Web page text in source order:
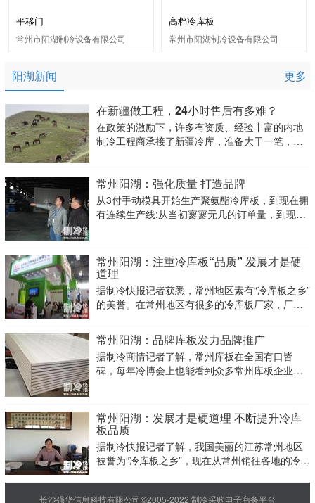
平移门
常州市阳湖制冷设备有限公司
高档冷库板
常州市阳湖制冷设备有限公司
阳湖新闻 更多
在新疆做工程，24小时售后有多难？
在政策的激励下，许多有资质、经验丰富的内地
制冷工程商承接了新疆冷库，准备大干一笔，但
常州阳湖：强化质量 打造品牌
从3付手动模具开始生产聚氨酯冷库板，到现在拥
有连续生产线;从当初寥寥无几的订单量，到现在
已经成为常州地区最具竞争力的冷库板生产企业
之一。2014年冷博会市
常州阳湖：注重冷库板“品质” 发展才是硬
道理
据制冷快报记者获悉，常州地区素有“冷库板之乡”
的美誉。在常州地区有很多的冷库板厂家，厂家
湖制冷设备有限公司则是其中优秀的一家。常州
阳湖总经理秦峰先生一直强调，要时时刻刻注重
冷库板产品的品质，并始终坚
常州阳湖：品牌库板发力品牌推广
据制冷商情记者了解，常州库板在全国有口皆
碑，每年冷博会上也能看到众多常州库板企业的
冷设备有限公司，与总经理秦峰进行了交流。
常州阳湖：发展才是硬道理 不断提升冷库
板品质
据制冷快报记者了解，我国美丽的江苏常州地区
被誉为“冷库板之乡”，现在从常州销往各地的冷库
长沙强华信息科技有限公司©2005-2022 制冷采购电子商务平台